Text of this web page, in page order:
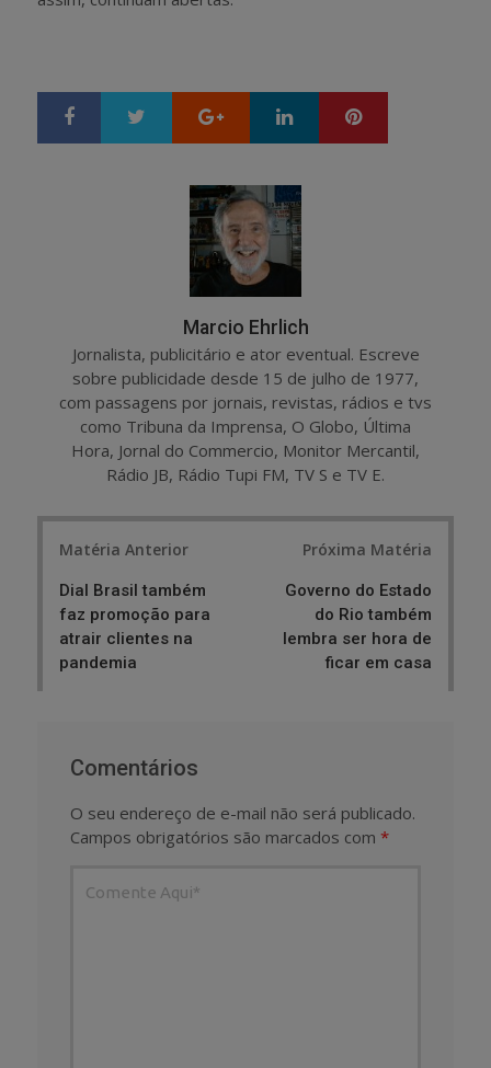
Google+ LinkedIn
Marcio Ehrlich
Jornalista, publicitário e ator eventual. Escreve
sobre publicidade desde 15 de julho de 1977,
com passagens por jornais, revistas, rádios e tvs
como Tribuna da Imprensa, O Globo, Última
Hora, Jornal do Commercio, Monitor Mercantil,
Rádio JB, Rádio Tupi FM, TV S e TV E.
Matéria Anterior
Dial Brasil também
faz promoção para
atrair clientes na
pandemia
Próxima Matéria
Governo do Estado
do Rio também
lembra ser hora de
ficar em casa
Comentários
O seu endereço de e-mail não será publicado.
Campos obrigatórios são marcados com *